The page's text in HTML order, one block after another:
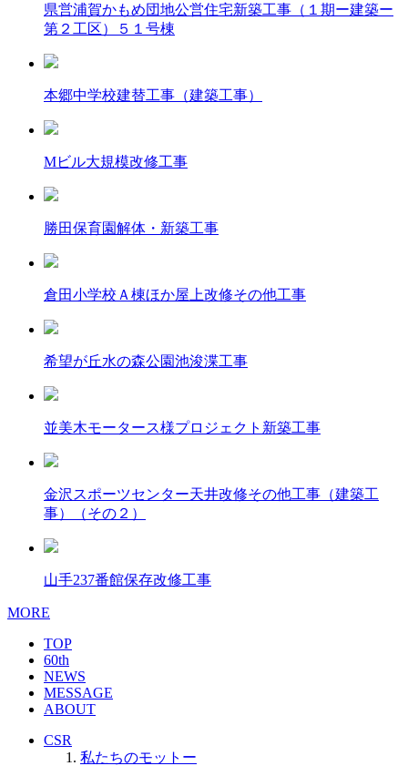
県営浦賀かもめ団地公営住宅新築工事（１期ー建築ー
第２工区）５１号棟
本郷中学校建替工事（建築工事）
Mビル大規模改修工事
勝田保育園解体・新築工事
倉田小学校Ａ棟ほか屋上改修その他工事
希望が丘水の森公園池浚渫工事
並美木モータース様プロジェクト新築工事
金沢スポーツセンター天井改修その他工事（建築工
事）（その２）
山手237番館保存改修工事
MORE
TOP
60th
NEWS
MESSAGE
ABOUT
CSR
私たちのモットー